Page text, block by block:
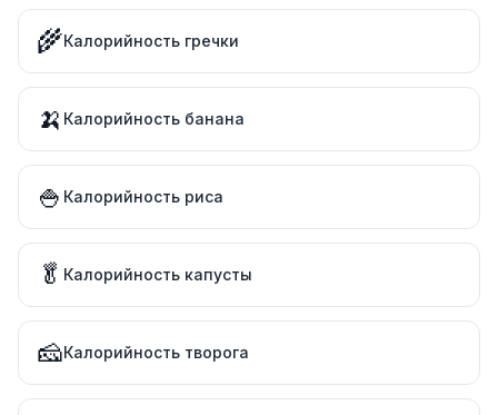
🌾Калорийность гречки
🍌 Калорийность банана
🍚 Калорийность риса
🥬 Калорийность капусты
🧀Калорийность творога